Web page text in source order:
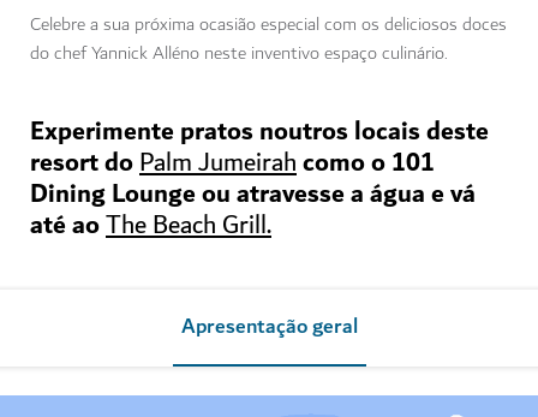
Celebre a sua próxima ocasião especial com os deliciosos doces
do chef Yannick Alléno neste inventivo espaço culinário.
Experimente pratos noutros locais deste
resort doPalm Jumeirahcomo o 101
Dining Lounge ou atravesse a água e vá
até aoThe Beach Grill.
Apresentação geral